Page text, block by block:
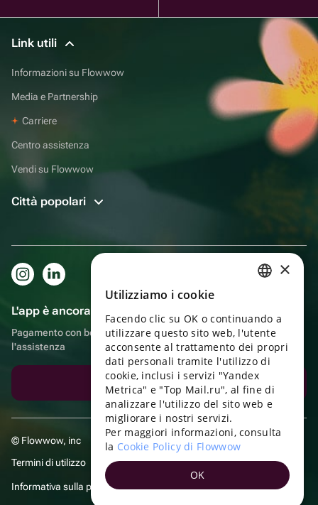
Link utili
Informazioni su Flowwow
Media e Partnership
Carriere
Centro assistenza
Vendi su Flowwow
Città popolari
L'app è ancora più comoda!
Pagamento con bonus, autoconsegna, comoda chat con
l'assistenza
Scarica l'app
© Flowwow, inc
Termini di utilizzo
Informativa sulla privacy
ENGLISH
UKRAINIAN
PORTUGUESE
SPANISH
TURKISH
×
Utilizziamo i cookie
Facendo clic su OK o continuando a
utilizzare questo sito web, l'utente
acconsente al trattamento dei propri
dati personali tramite l'utilizzo di
cookie, inclusi i servizi "Yandex
Metrica" e "Top Mail.ru", al fine di
analizzare l'utilizzo del sito web e
migliorare i nostri servizi.
Per maggiori informazioni, consulta
la Cookie Policy di Flowwow
OK